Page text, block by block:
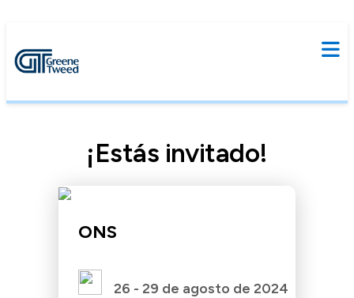
¡Estás invitado!
ONS
26 - 29 de agosto de 2024